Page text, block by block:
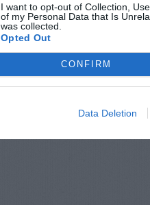
I want to opt-out of Collection,
of my Personal Data that Is
was collected.
Opted Out
CONFIRM
Data Deletion